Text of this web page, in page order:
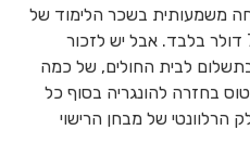
משמעותית בשכר הלימוד של
השנה השישית, ומשלמים 7705 דולר בלבד. אבל יש לזכור
לבית החולים, של כמה
בחזרה להונגריה בסוף כל
הרלוונטי של מבחן הרישוי